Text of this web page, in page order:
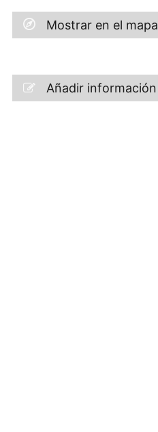
Mostrar en el mapa
Añadir información